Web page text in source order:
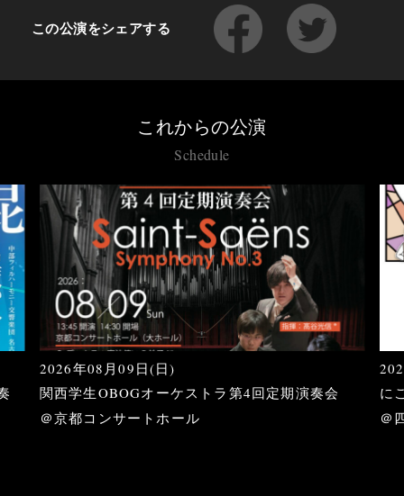
この公演をシェアする
これからの公演
Schedule
2026年08月09日(日)
関西学生OBOGオーケストラ第4回定期演奏会
＠京都コンサートホール
に
＠